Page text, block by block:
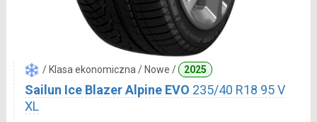
/ Klasa ekonomiczna / Nowe / 2025
Sailun Ice Blazer Alpine EVO 235/40 R18 95 V
XL